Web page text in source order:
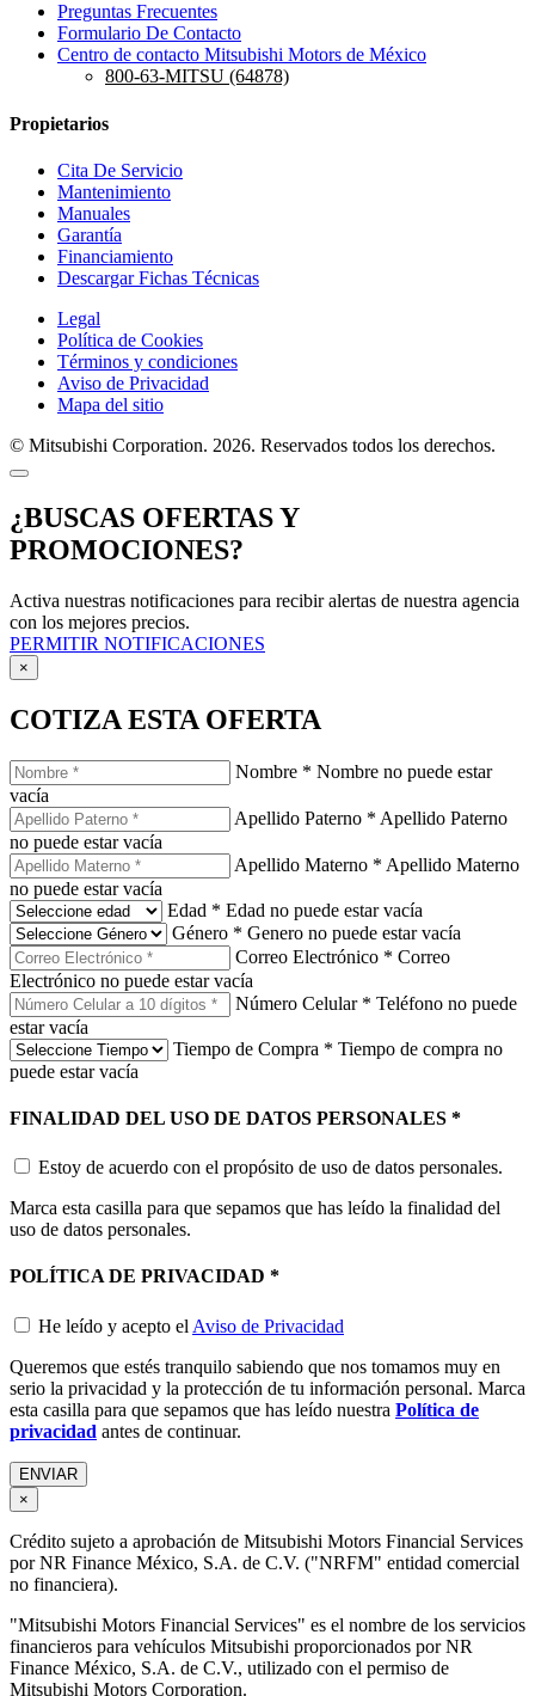
Preguntas Frecuentes
Formulario De Contacto
Centro de contacto Mitsubishi Motors de México
800-63-MITSU (64878)
Propietarios
Cita De Servicio
Mantenimiento
Manuales
Garantía
Financiamiento
Descargar Fichas Técnicas
Legal
Política de Cookies
Términos y condiciones
Aviso de Privacidad
Mapa del sitio
© Mitsubishi Corporation. 2026. Reservados todos los derechos.
¿BUSCAS OFERTAS Y
PROMOCIONES?
Activa nuestras notificaciones para recibir alertas de nuestra agencia
con los mejores precios.
PERMITIR NOTIFICACIONES
×
COTIZA ESTA OFERTA
Nombre * Nombre no puede estar
vacía
Apellido Paterno * Apellido Paterno
no puede estar vacía
Apellido Materno * Apellido Materno
no puede estar vacía
Edad * Edad no puede estar vacía
Género * Genero no puede estar vacía
Correo Electrónico * Correo
Electrónico no puede estar vacía
Número Celular * Teléfono no puede
estar vacía
Tiempo de Compra * Tiempo de compra no
puede estar vacía
FINALIDAD DEL USO DE DATOS PERSONALES *
Estoy de acuerdo con el propósito de uso de datos personales.
Marca esta casilla para que sepamos que has leído la finalidad del
uso de datos personales.
POLÍTICA DE PRIVACIDAD *
He leído y acepto el Aviso de Privacidad
Queremos que estés tranquilo sabiendo que nos tomamos muy en
serio la privacidad y la protección de tu información personal. Marca
esta casilla para que sepamos que has leído nuestra Política de
privacidad antes de continuar.
×
Crédito sujeto a aprobación de Mitsubishi Motors Financial Services
por NR Finance México, S.A. de C.V. ("NRFM" entidad comercial
no financiera).
"Mitsubishi Motors Financial Services" es el nombre de los servicios
financieros para vehículos Mitsubishi proporcionados por NR
Finance México, S.A. de C.V., utilizado con el permiso de
Mitsubishi Motors Corporation.